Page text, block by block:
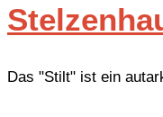
Das "Stilt" ist ein